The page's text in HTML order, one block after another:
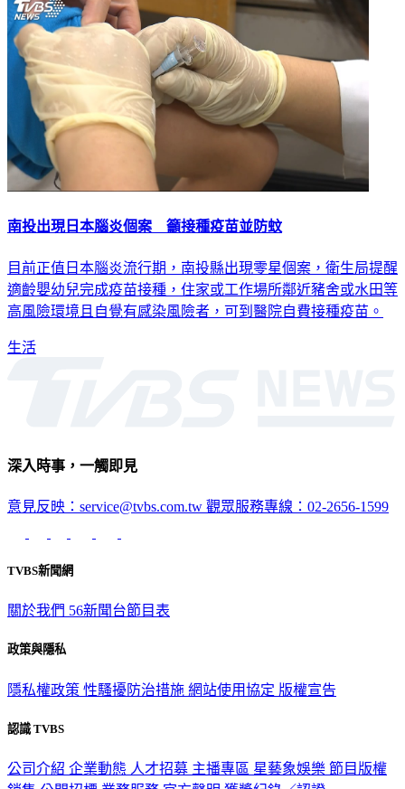
南投出現日本腦炎個案 籲接種疫苗並防蚊
目前正值日本腦炎流行期，南投縣出現零星個案，衛生局提醒
適齡嬰幼兒完成疫苗接種，住家或工作場所鄰近豬舍或水田等
高風險環境且自覺有感染風險者，可到醫院自費接種疫苗。
生活
深入時事，一觸即見
意見反映：service@tvbs.com.tw 觀眾服務專線：02-2656-1599
TVBS新聞網
關於我們 56新聞台節目表
政策與隱私
隱私權政策 性騷擾防治措施 網站使用協定 版權宣告
認識 TVBS
公司介紹 企業動態 人才招募 主播專區 星藝象娛樂 節目版權